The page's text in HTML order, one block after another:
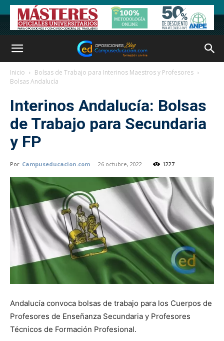
Inicio
Bolsas de Trabajo para Interinos Maestros y Profesores
Bolsas Andalucía
Interinos Andalucía: Bolsas
de Trabajo para Secundaria
y FP
Por Campuseducacion.com - 26 octubre, 2022 1227
Andalucía convoca bolsas de trabajo para los Cuerpos de
Profesores de Enseñanza Secundaria y Profesores
Técnicos de Formación Profesional.